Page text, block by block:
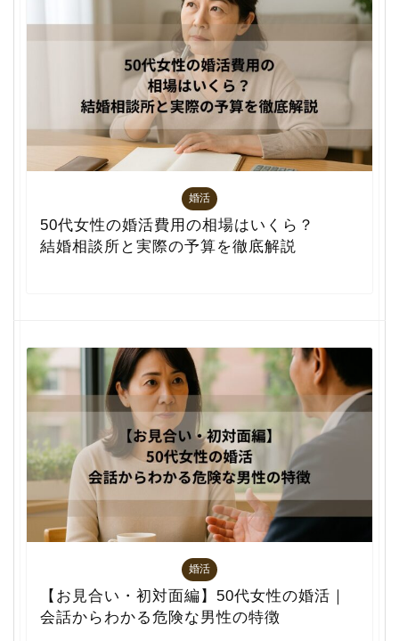
婚活
50代女性の婚活費用の相場はいくら？
結婚相談所と実際の予算を徹底解説
婚活
【お見合い・初対面編】50代女性の婚活｜
会話からわかる危険な男性の特徴